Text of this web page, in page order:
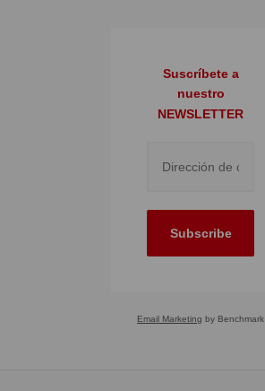
Suscríbete a
nuestro
NEWSLETTER
Subscribe
Email Marketing by Benchmark